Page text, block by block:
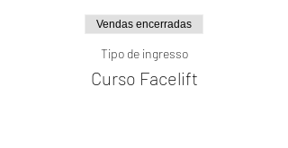
Vendas encerradas
Tipo de ingresso
Curso Facelift